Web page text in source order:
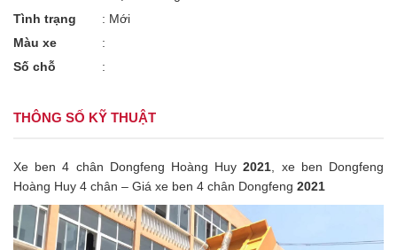
Tình trạng
: Mới
Màu xe
:
Số chỗ
:
THÔNG SỐ KỸ THUẬT
Xe ben 4 chân Dongfeng Hoàng Huy2021 , xe ben Dongfeng
Hoàng Huy 4 chân – Giá xe ben 4 chân Dongfeng 2021